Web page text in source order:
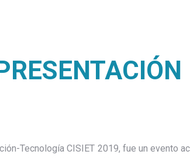
Tecnología CISIET 2019, fue un evento